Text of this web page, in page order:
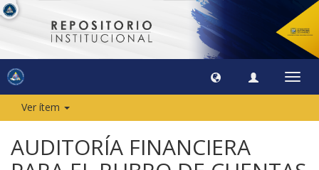
Ver ítem
AUDITORÍA FINANCIERA